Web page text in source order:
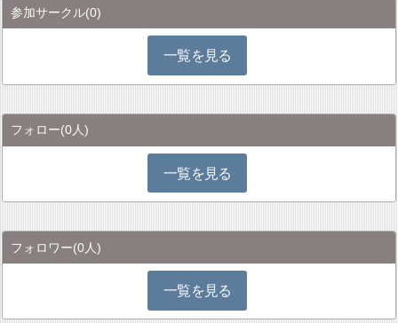
参加サークル(0)
一覧を見る
フォロー(0人)
一覧を見る
フォロワー(0人)
一覧を見る